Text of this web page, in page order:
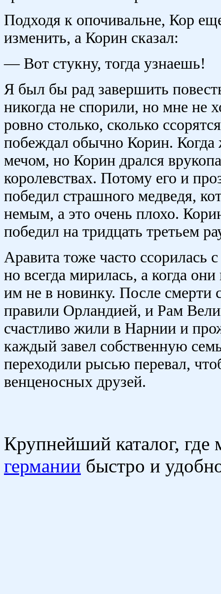
Подходя к опочивальне, Кор
изменить, а Корин сказал:
— Вот стукну, тогда узнаешь!
Я был бы рад завершить
никогда не спорили, но мне не
ровно столько, сколько
побеждал обычно Корин.
мечом, но Корин дрался
королевствах. Потому его и
победил страшного медведя,
немым, а это очень плохо.
победил на тридцать третьем
Аравита тоже часто
но всегда мирилась, а когда
им не в новинку. После смерти
правили Орландией, и Рам
счастливо жили в Нарнии и
каждый завел собственную
переходили рысью перевал,
венценосных друзей.
Крупнейший каталог,
германии быстро и